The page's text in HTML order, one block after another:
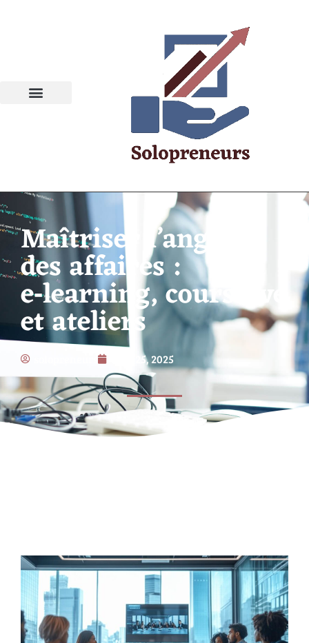
Maîtriser l’anglais
des affaires :
e‑learning, cours live
et ateliers
août 25, 2025